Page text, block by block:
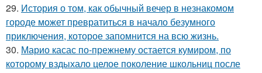
29. История о том, как обычный вечер в незнакомом
городе может превратиться в начало безумного
приключения, которое запомнится на всю жизнь.
30. Марио касас по-прежнему остается кумиром, по
которому вздыхало целое поколение школьниц после